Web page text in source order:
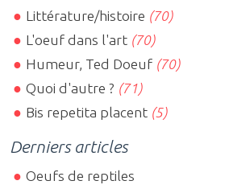
Littérature/histoire (70)
L'oeuf dans l'art (70)
Humeur, Ted Doeuf (70)
Quoi d'autre ? (71)
Bis repetita placent (5)
Derniers articles
Oeufs de reptiles